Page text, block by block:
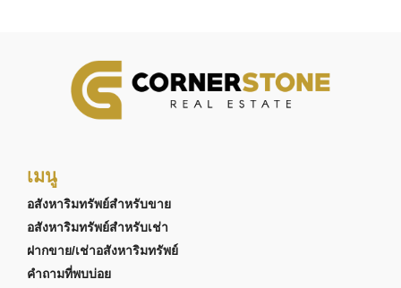
เมนู
อสังหาริมทรัพย์สำหรับขาย
อสังหาริมทรัพย์สำหรับเช่า
ฝากขาย/เช่าอสังหาริมทรัพย์
คำถามที่พบบ่อย